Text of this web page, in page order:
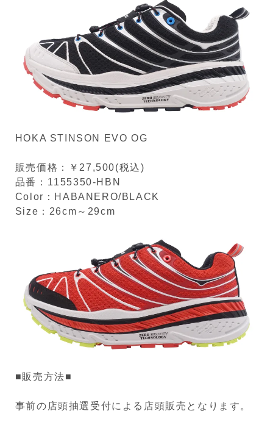
HOKA STINSON EVO OG
販売価格：￥27,500(税込)
品番：1155350-HBN
Color：HABANERO/BLACK
Size：26cm～29cm
■販売方法■
事前の店頭抽選受付による店頭販売となります。